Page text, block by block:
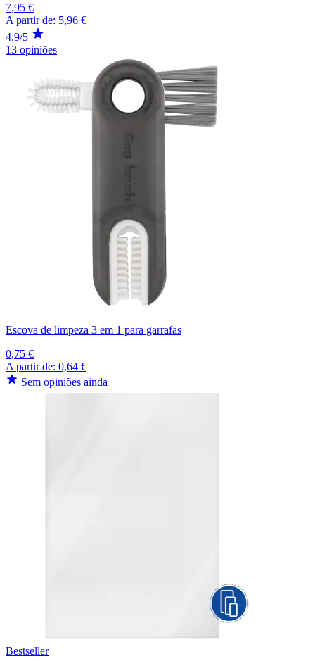
7,95 €
A partir de: 5,96 €
4.9/5
13 opiniões
Escova de limpeza 3 em 1 para garrafas
0,75 €
A partir de: 0,64 €
Sem opiniões ainda
Bestseller